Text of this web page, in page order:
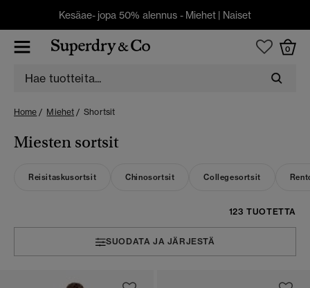
Kesäae- jopa 50% alennus - Miehet | Naiset
0
Home Miehet Shortsit
Miesten sortsit
Reisitaskusortsit Chinosortsit Collegesortsit
123 TUOTETTA
SUODATA JA JÄRJESTÄ